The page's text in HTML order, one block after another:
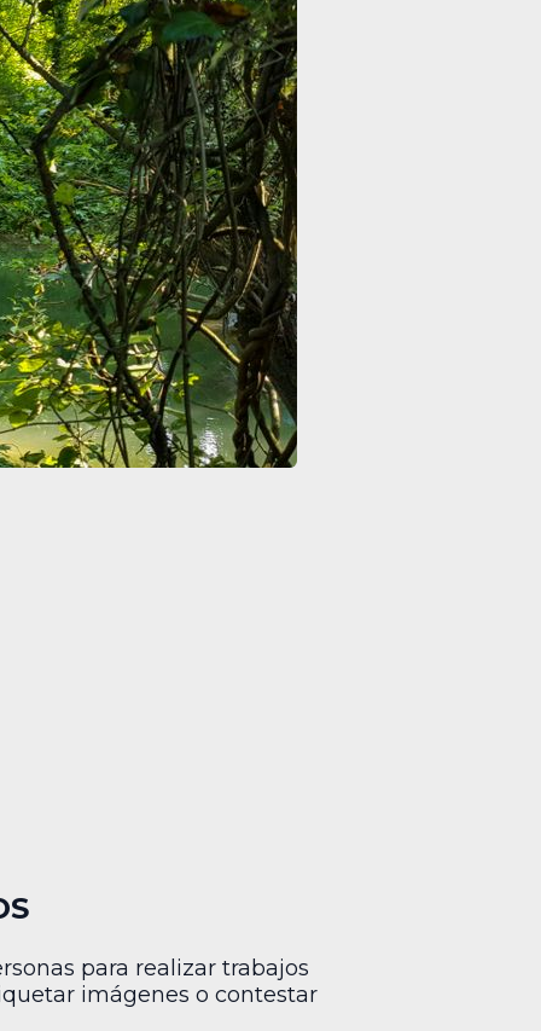
para realizar trabajos
imágenes o contestar